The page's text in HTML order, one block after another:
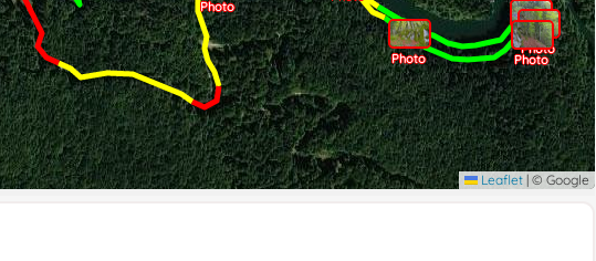
Photo
Photo
Photo
Photo
Photo
Photo
Leaflet | © Google